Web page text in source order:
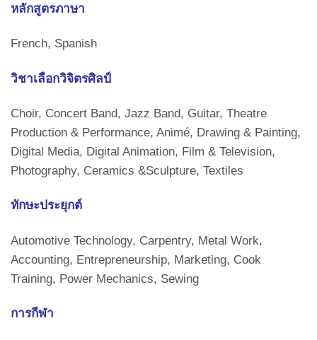
หลักสูตรภาษา
French, Spanish
วิชาเลือกวิจิตรศิลป์
Choir, Concert Band, Jazz Band, Guitar, Theatre
Production & Performance, Animé, Drawing & Painting,
Digital Media, Digital Animation, Film & Television,
Photography, Ceramics &Sculpture, Textiles
ทักษะประยุกต์
Automotive Technology, Carpentry, Metal Work,
Accounting, Entrepreneurship, Marketing, Cook
Training, Power Mechanics, Sewing
การกีฬา